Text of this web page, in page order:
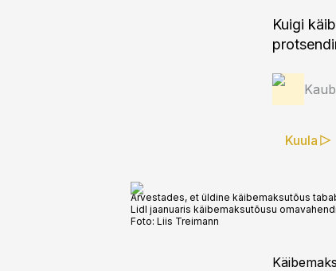
Kuigi
Kuula
Arvestades, et üldine käibemaksutõus
Lidl jaanuaris käibemaksutõusu
Foto: Liis Treimann